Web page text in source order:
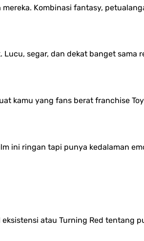
Kombinasi fantasy,
segar, dan dekat banget sama
kamu yang fans berat franchise
ini ringan tapi punya kedalaman
atau Turning Red tentang